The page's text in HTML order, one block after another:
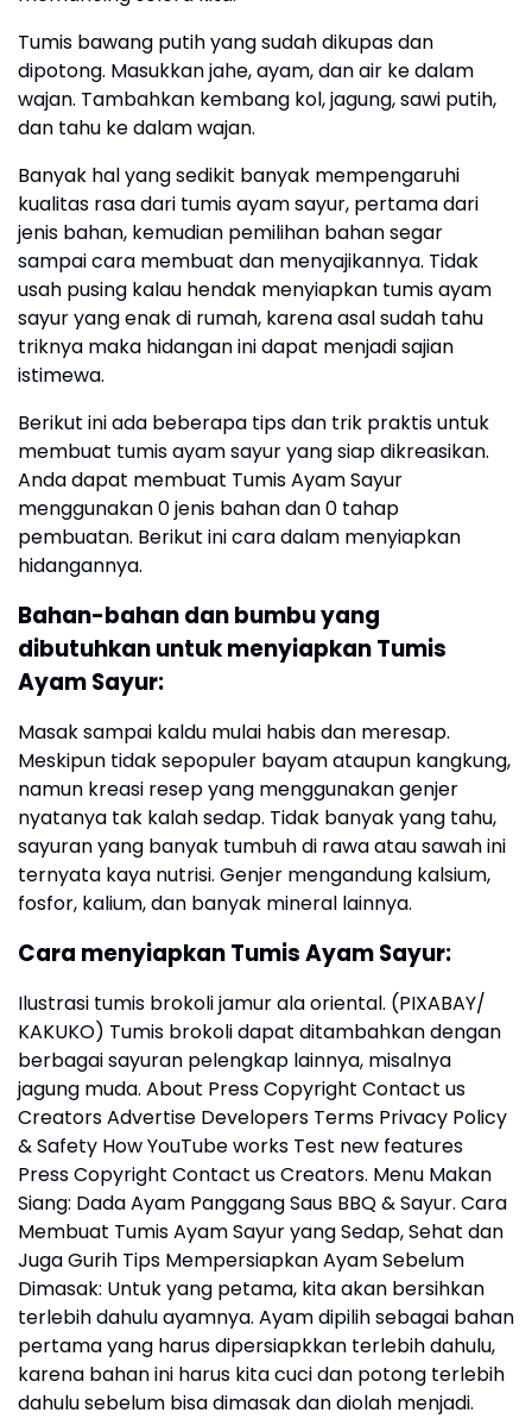
Tumis bawang putih yang sudah dikupas dan
dipotong. Masukkan jahe, ayam, dan air ke dalam
wajan. Tambahkan kembang kol, jagung, sawi putih,
dan tahu ke dalam wajan.
Banyak hal yang sedikit banyak mempengaruhi
kualitas rasa dari tumis ayam sayur, pertama dari
jenis bahan, kemudian pemilihan bahan segar
sampai cara membuat dan menyajikannya. Tidak
usah pusing kalau hendak menyiapkan tumis ayam
sayur yang enak di rumah, karena asal sudah tahu
triknya maka hidangan ini dapat menjadi sajian
istimewa.
Berikut ini ada beberapa tips dan trik praktis untuk
membuat tumis ayam sayur yang siap dikreasikan.
Anda dapat membuat Tumis Ayam Sayur
menggunakan 0 jenis bahan dan 0 tahap
pembuatan. Berikut ini cara dalam menyiapkan
hidangannya.
Bahan-bahan dan bumbu yang
dibutuhkan untuk menyiapkan Tumis
Ayam Sayur:
Masak sampai kaldu mulai habis dan meresap.
Meskipun tidak sepopuler bayam ataupun kangkung,
namun kreasi resep yang menggunakan genjer
nyatanya tak kalah sedap. Tidak banyak yang tahu,
sayuran yang banyak tumbuh di rawa atau sawah ini
ternyata kaya nutrisi. Genjer mengandung kalsium,
fosfor, kalium, dan banyak mineral lainnya.
Cara menyiapkan Tumis Ayam Sayur:
Ilustrasi tumis brokoli jamur ala oriental. (PIXABAY/
KAKUKO) Tumis brokoli dapat ditambahkan dengan
berbagai sayuran pelengkap lainnya, misalnya
jagung muda. About Press Copyright Contact us
Creators Advertise Developers Terms Privacy Policy
& Safety How YouTube works Test new features
Press Copyright Contact us Creators. Menu Makan
Siang: Dada Ayam Panggang Saus BBQ & Sayur. Cara
Membuat Tumis Ayam Sayur yang Sedap, Sehat dan
Juga Gurih Tips Mempersiapkan Ayam Sebelum
Dimasak: Untuk yang petama, kita akan bersihkan
terlebih dahulu ayamnya. Ayam dipilih sebagai bahan
pertama yang harus dipersiapkkan terlebih dahulu,
karena bahan ini harus kita cuci dan potong terlebih
dahulu sebelum bisa dimasak dan diolah menjadi.